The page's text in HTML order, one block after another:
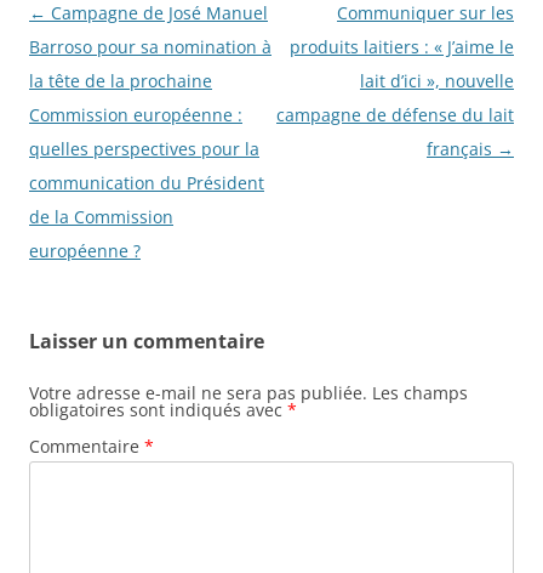
Navigation
des
articles
← Campagne de José Manuel
Barroso pour sa nomination à
la tête de la prochaine
Commission européenne :
quelles perspectives pour la
communication du Président
de la Commission
européenne ?
Communiquer sur les
produits laitiers : « J’aime le
lait d’ici », nouvelle
campagne de défense du lait
français →
Laisser un commentaire
Votre adresse e-mail ne sera pas publiée. Les champs
obligatoires sont indiqués avec *
Commentaire *